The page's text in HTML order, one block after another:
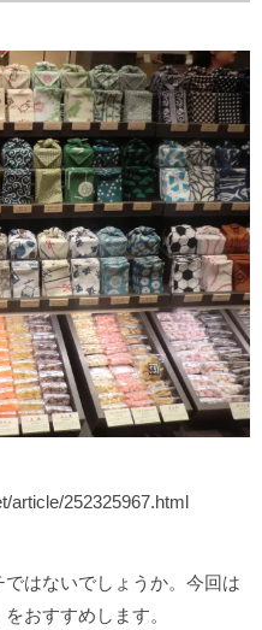
article/252325967.html
はないでしょうか。今回は
おすすめします。